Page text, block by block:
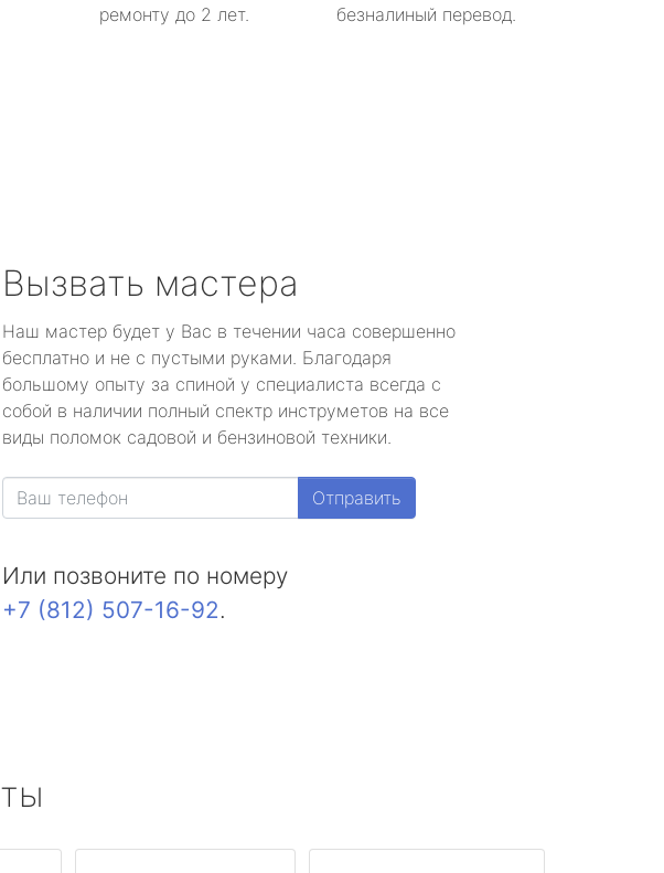
ремонту до 2 лет.
безналиный перевод.
Вызвать мастера
Наш мастер будет у Вас в течении часа совершенно
бесплатно и не с пустыми руками. Благодаря
большому опыту за спиной у специалиста всегда с
собой в наличии полный спектр инструметов на все
виды поломок садовой и бензиновой техники.
Отправить
Или позвоните по номеру
+7 (812) 507-16-92.